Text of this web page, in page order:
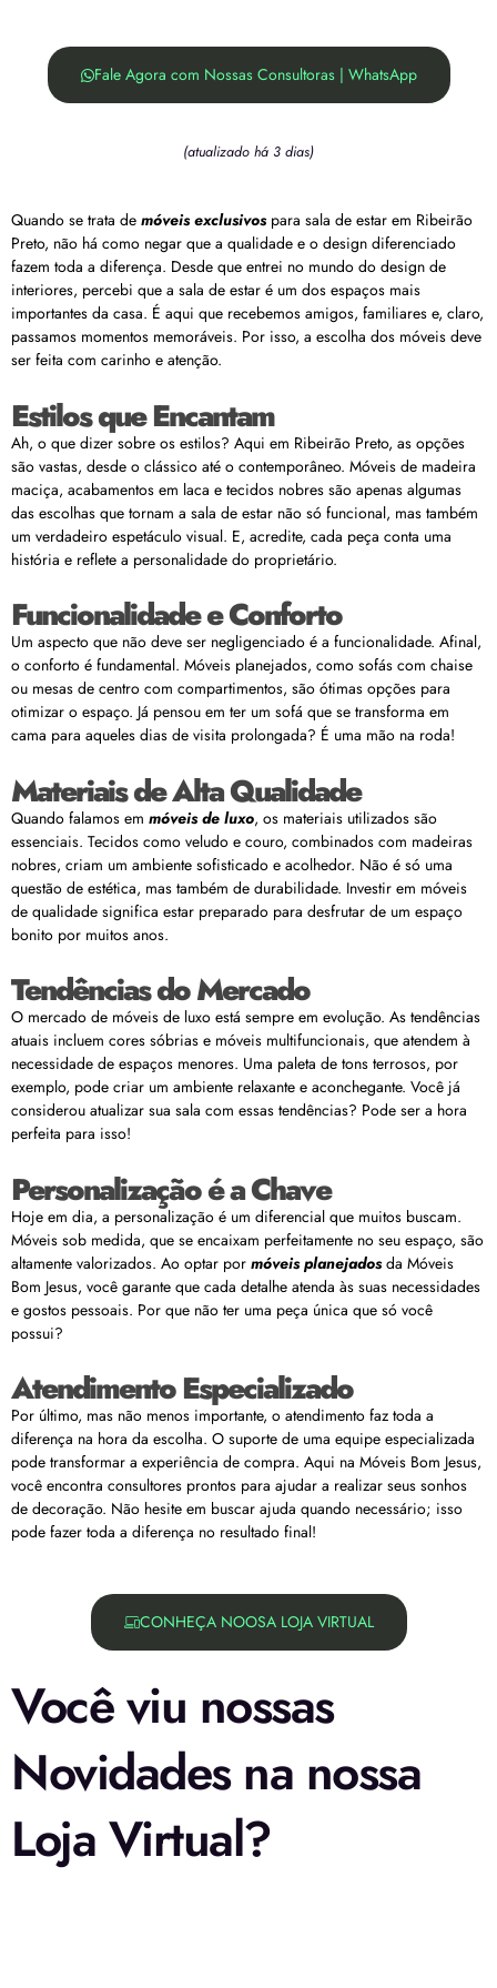
Fale Agora com Nossas Consultoras | WhatsApp
(atualizado há 3 dias)
Quando se trata de móveis exclusivospara sala de estar em Ribeirão
Preto, não há como negar que a qualidade e o design diferenciado
fazem toda a diferença. Desde que entrei no mundo do design de
interiores, percebi que a sala de estar é um dos espaços mais
importantes da casa. É aqui que recebemos amigos, familiares e, claro,
passamos momentos memoráveis. Por isso, a escolha dos móveis deve
ser feita com carinho e atenção.
Estilos que Encantam
Ah, o que dizer sobre os estilos? Aqui em Ribeirão Preto, as opções
são vastas, desde o clássico até o contemporâneo. Móveis de madeira
maciça, acabamentos em laca e tecidos nobres são apenas algumas
das escolhas que tornam a sala de estar não só funcional, mas também
um verdadeiro espetáculo visual. E, acredite, cada peça conta uma
história e reflete a personalidade do proprietário.
Funcionalidade e Conforto
Um aspecto que não deve ser negligenciado é a funcionalidade. Afinal,
o conforto é fundamental. Móveis planejados, como sofás com chaise
ou mesas de centro com compartimentos, são ótimas opções para
otimizar o espaço. Já pensou em ter um sofá que se transforma em
cama para aqueles dias de visita prolongada? É uma mão na roda!
Materiais de Alta Qualidade
Quando falamos em móveis de luxo, os materiais utilizados são
essenciais. Tecidos como veludo e couro, combinados com madeiras
nobres, criam um ambiente sofisticado e acolhedor. Não é só uma
questão de estética, mas também de durabilidade. Investir em móveis
de qualidade significa estar preparado para desfrutar de um espaço
bonito por muitos anos.
Tendências do Mercado
O mercado de móveis de luxo está sempre em evolução. As tendências
atuais incluem cores sóbrias e móveis multifuncionais, que atendem à
necessidade de espaços menores. Uma paleta de tons terrosos, por
exemplo, pode criar um ambiente relaxante e aconchegante. Você já
considerou atualizar sua sala com essas tendências? Pode ser a hora
perfeita para isso!
Personalização é a Chave
Hoje em dia, a personalização é um diferencial que muitos buscam.
Móveis sob medida, que se encaixam perfeitamente no seu espaço, são
altamente valorizados. Ao optar por móveis planejadosda Móveis
Bom Jesus, você garante que cada detalhe atenda às suas necessidades
e gostos pessoais. Por que não ter uma peça única que só você
possui?
Atendimento Especializado
Por último, mas não menos importante, o atendimento faz toda a
diferença na hora da escolha. O suporte de uma equipe especializada
pode transformar a experiência de compra. Aqui na Móveis Bom Jesus,
você encontra consultores prontos para ajudar a realizar seus sonhos
de decoração. Não hesite em buscar ajuda quando necessário; isso
pode fazer toda a diferença no resultado final!
CONHEÇA NOOSA LOJA VIRTUAL
Você viu nossas
Novidades na nossa
Loja Virtual?